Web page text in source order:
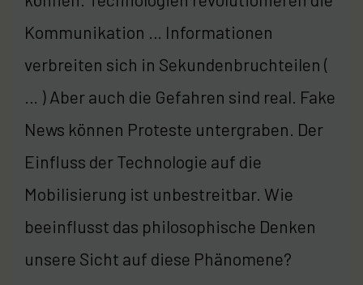
Kommunikation … Informationen
verbreiten sich in Sekundenbruchteilen (
… ) Aber auch die Gefahren sind real. Fake
News können Proteste untergraben. Der
Einfluss der Technologie auf die
Mobilisierung ist unbestreitbar. Wie
beeinflusst das philosophische Denken
unsere Sicht auf diese Phänomene?